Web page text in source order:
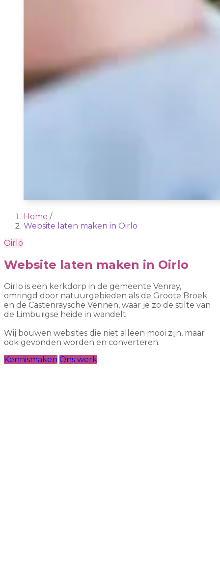
Home /
Website laten maken in Oirlo
Oirlo
Website laten maken in Oirlo
Oirlo is een kerkdorp in de gemeente Venray,
omringd door natuurgebieden als de Groote Broek
en de Castenraysche Vennen, waar je zo de stilte van
de Limburgse heide in wandelt.
Wij bouwen websites die niet alleen mooi zijn, maar
ook gevonden worden en converteren.
Kennismaken Ons werk